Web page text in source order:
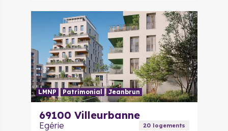
LMNP Patrimonial Jeanbrun
69100 Villeurbanne
Egérie 20logements